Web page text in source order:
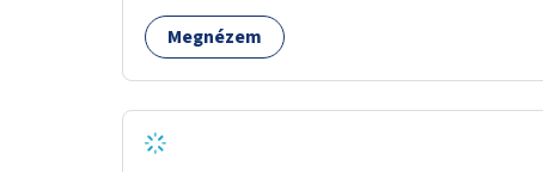
használhatók. Civilek bevonása a fenntartásba.
Megnézem